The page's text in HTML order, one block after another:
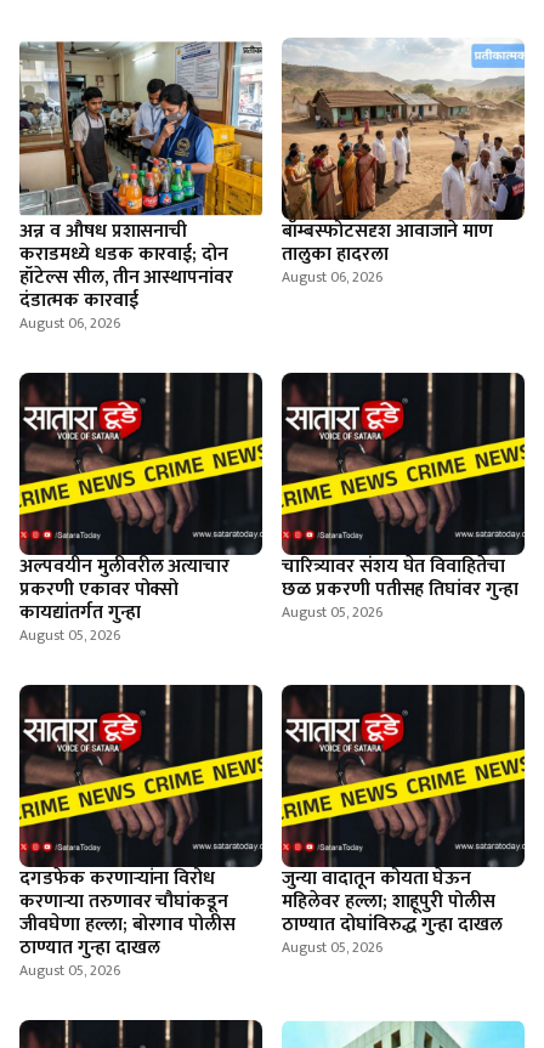
अन्न व औषध प्रशासनाची
कराडमध्ये धडक कारवाई; दोन
हॉटेल्स सील, तीन आस्थापनांवर
दंडात्मक कारवाई
August 06, 2026
बॉम्बस्फोटसदृश आवाजाने माण
तालुका हादरला
August 06, 2026
अल्पवयीन मुलीवरील अत्याचार
प्रकरणी एकावर पोक्सो
कायद्यांतर्गत गुन्हा
August 05, 2026
चारित्र्यावर संशय घेत विवाहितेचा
छळ प्रकरणी पतीसह तिघांवर गुन्हा
August 05, 2026
दगडफेक करणार्‍यांना विरोध
करणार्‍या तरुणावर चौघांकडून
जीवघेणा हल्ला; बोरगाव पोलीस
ठाण्यात गुन्हा दाखल
August 05, 2026
जुन्या वादातून कोयता घेऊन
महिलेवर हल्ला; शाहूपुरी पोलीस
ठाण्यात दोघांविरुद्ध गुन्हा दाखल
August 05, 2026